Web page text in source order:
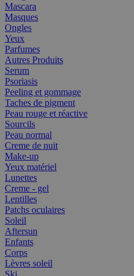
Mascara
Masques
Ongles
Yeux
Parfumes
Autres Produits
Serum
Psoriasis
Peeling et gommage
Taches de pigment
Peau rouge et réactive
Sourcils
Peau normal
Creme de nuit
Make-up
Yeux matériel
Lunettes
Creme - gel
Lentilles
Patchs oculaires
Soleil
Aftersun
Enfants
Corps
Lèvres soleil